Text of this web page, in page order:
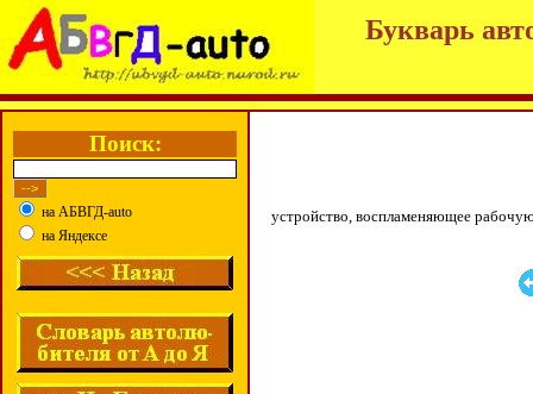
Букварь
Поиск:
на АБВГД-auto
на Яндексе
устройство, воспламеняющее